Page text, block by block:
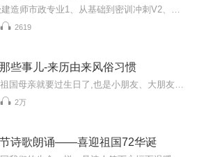
2619
些事儿-来历由来风俗习惯
2万
诗歌朗诵——喜迎祖国72华诞